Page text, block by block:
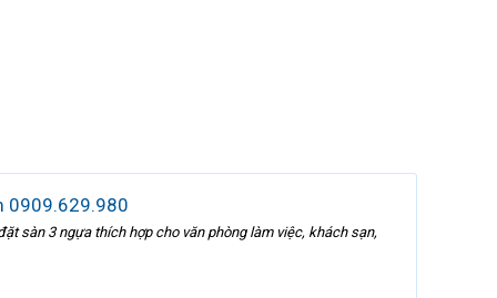
0909.629.980
sàn 3 ngựa thích hợp cho văn phòng làm việc, khách sạn,